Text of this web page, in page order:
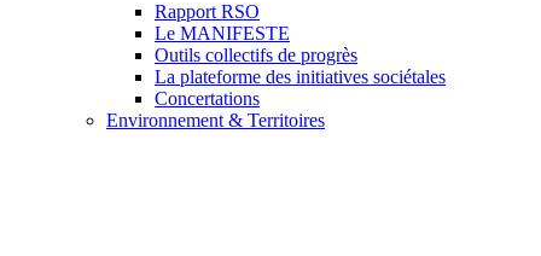
Rapport RSO
Le MANIFESTE
Outils collectifs de progrès
La plateforme des initiatives sociétales
Concertations
Environnement & Territoires